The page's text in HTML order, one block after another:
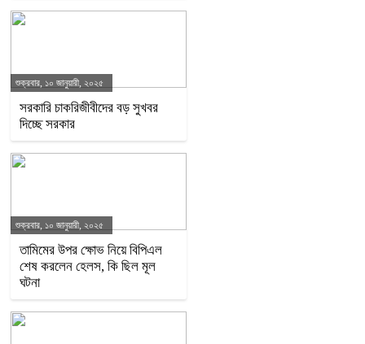
শুক্রবার, ১০ জানুয়ারী, ২০২৫
সরকারি চাকরিজীবীদের বড় সুখবর
দিচ্ছে সরকার
শুক্রবার, ১০ জানুয়ারী, ২০২৫
তামিমের উপর ক্ষোভ নিয়ে বিপিএল
শেষ করলেন হেলস, কি ছিল মূল
ঘটনা